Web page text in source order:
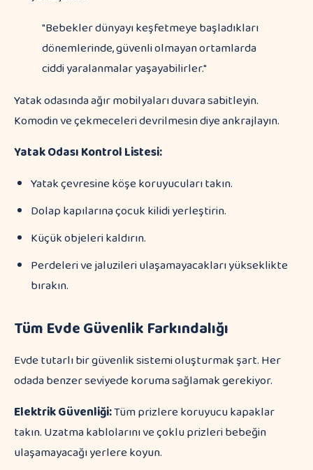
"Bebekler dünyayı keşfetmeye başladıkları
dönemlerinde, güvenli olmayan ortamlarda
ciddi yaralanmalar yaşayabilirler."
Yatak odasında ağır mobilyaları duvara sabitleyin.
Komodin ve çekmeceleri devrilmesin diye ankrajlayın.
Yatak Odası Kontrol Listesi:
Yatak çevresine köşe koruyucuları takın.
Dolap kapılarına çocuk kilidi yerleştirin.
Küçük objeleri kaldırın.
Perdeleri ve jaluzileri ulaşamayacakları yükseklikte
bırakın.
Tüm Evde Güvenlik Farkındalığı
Evde tutarlı bir güvenlik sistemi oluşturmak şart. Her
odada benzer seviyede koruma sağlamak gerekiyor.
Elektrik Güvenliği:Tüm prizlere koruyucu kapaklar
takın. Uzatma kablolarını ve çoklu prizleri bebeğin
ulaşamayacağı yerlere koyun.